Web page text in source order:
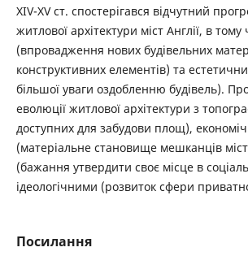
XIV-XV ст. спостерігався відчутний
житлової архітектури міст Англії, в тому
(впровадження нових будівельних
конструктивних елементів) та
більшої уваги оздобленню будівель).
еволюції житлової архітектури з
доступних для забудови площ),
(матеріальне становище мешканців
(бажання утвердити своє місце в
ідеологічними (розвиток сфери
Посилання